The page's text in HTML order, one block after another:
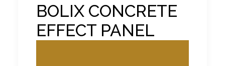
BOLIX CONCRETE
EFFECT PANEL